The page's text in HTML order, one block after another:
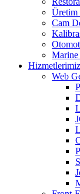
Üretim
Cam
Hizmetlerimiz
Web